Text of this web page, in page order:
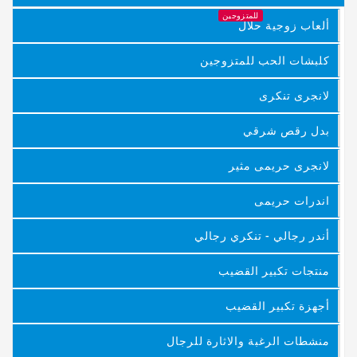
ألعاب زوجية حلال
للمتزوجين
كلبشات الحب للمتزوجين
لانجرى تنكرى
بدل رقص شرقي
لانجرى حريمى مثير
اندرات حريمى
أندر رجالي - تنكري رجالي
منتجات تكبير القضيب
أجهزة تكبير القضيب
منشطات الرغبة والاثارة للرجال